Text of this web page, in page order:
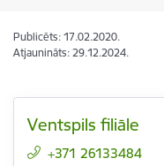
Publicēts: 17.02.2020.
Atjaunināts: 29.12.2024.
Ventspils filiāle
+371 26133484